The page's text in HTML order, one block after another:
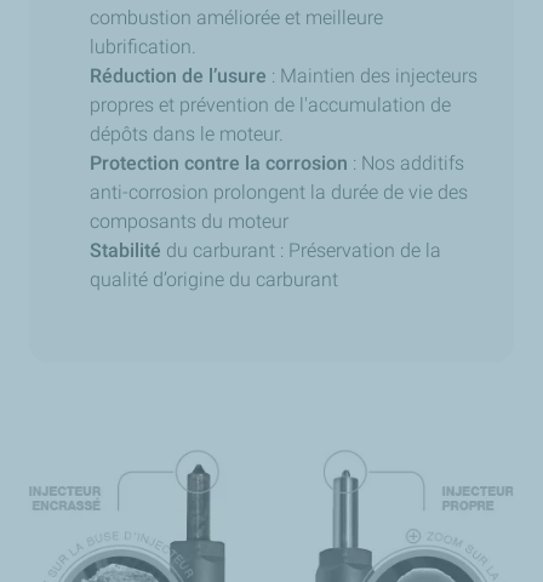
combustion améliorée et meilleure
lubrification.
Réduction de l’usure : Maintien des injecteurs
propres et prévention de l'accumulation de
dépôts dans le moteur.
Protection contre la corrosion : Nos additifs
anti-corrosion prolongent la durée de vie des
composants du moteur
Stabilité du carburant : Préservation de la
qualité d’origine du carburant